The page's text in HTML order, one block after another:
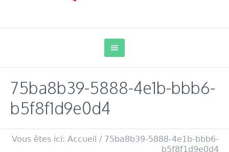
75ba8b39-5888-4e1b-bbb6-
b5f8f1d9e0d4
Vous êtes ici: Accueil / 75ba8b39-5888-4e1b-bbb6-
b5f8f1d9e0d4